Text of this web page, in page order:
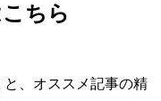
ちら
、オススメ記事の精